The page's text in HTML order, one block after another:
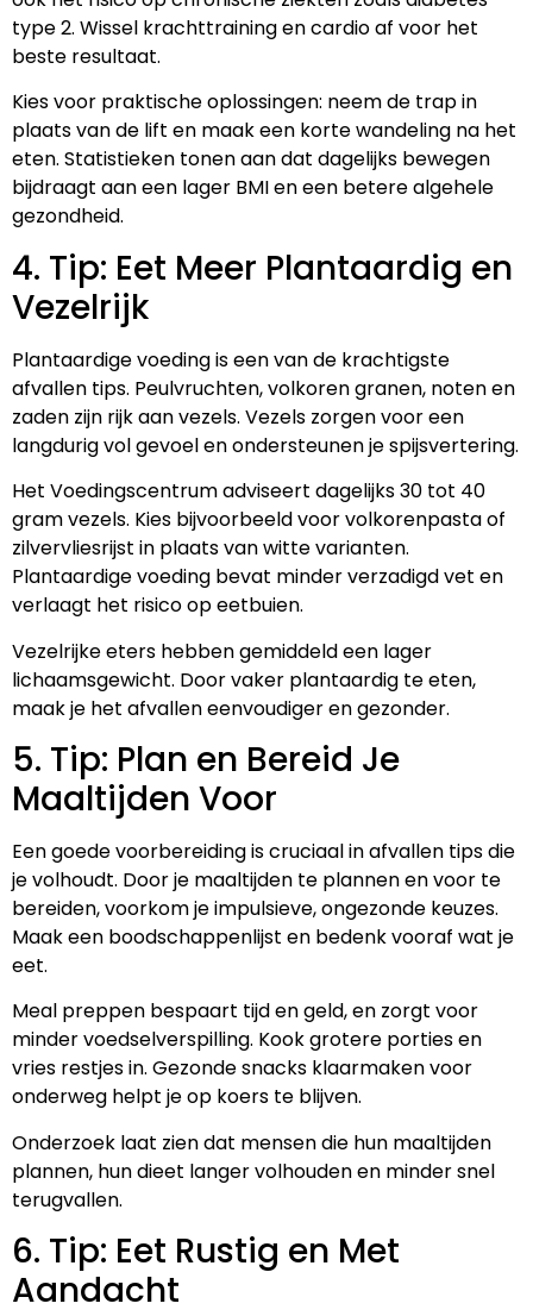
type 2. Wissel krachttraining en cardio af voor het
beste resultaat.
Kies voor praktische oplossingen: neem de trap in
plaats van de lift en maak een korte wandeling na het
eten. Statistieken tonen aan dat dagelijks bewegen
bijdraagt aan een lager BMI en een betere algehele
gezondheid.
4. Tip: Eet Meer Plantaardig en
Vezelrijk
Plantaardige voeding is een van de krachtigste
afvallen tips. Peulvruchten, volkoren granen, noten en
zaden zijn rijk aan vezels. Vezels zorgen voor een
langdurig vol gevoel en ondersteunen je spijsvertering.
Het Voedingscentrum adviseert dagelijks 30 tot 40
gram vezels. Kies bijvoorbeeld voor volkorenpasta of
zilvervliesrijst in plaats van witte varianten.
Plantaardige voeding bevat minder verzadigd vet en
verlaagt het risico op eetbuien.
Vezelrijke eters hebben gemiddeld een lager
lichaamsgewicht. Door vaker plantaardig te eten,
maak je het afvallen eenvoudiger en gezonder.
5. Tip: Plan en Bereid Je
Maaltijden Voor
Een goede voorbereiding is cruciaal in afvallen tips die
je volhoudt. Door je maaltijden te plannen en voor te
bereiden, voorkom je impulsieve, ongezonde keuzes.
Maak een boodschappenlijst en bedenk vooraf wat je
eet.
Meal preppen bespaart tijd en geld, en zorgt voor
minder voedselverspilling. Kook grotere porties en
vries restjes in. Gezonde snacks klaarmaken voor
onderweg helpt je op koers te blijven.
Onderzoek laat zien dat mensen die hun maaltijden
plannen, hun dieet langer volhouden en minder snel
terugvallen.
6. Tip: Eet Rustig en Met
Aandacht